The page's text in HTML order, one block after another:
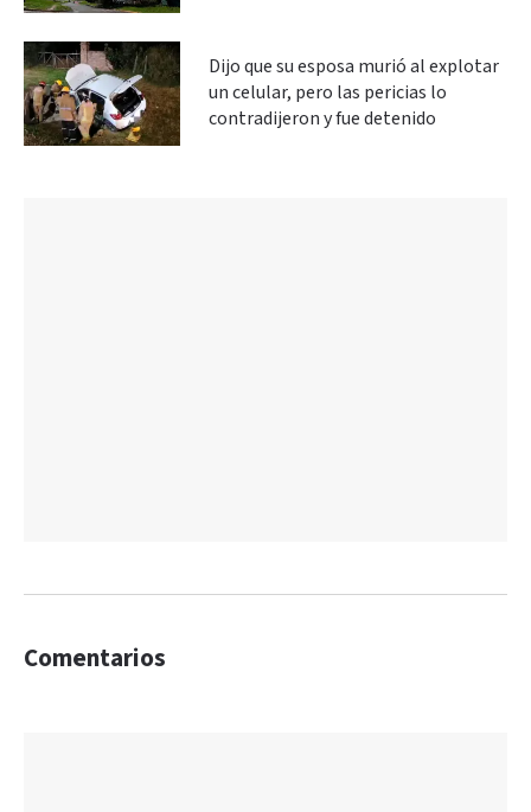
Dijo que su esposa murió al explotar
un celular, pero las pericias lo
contradijeron y fue detenido
Comentarios